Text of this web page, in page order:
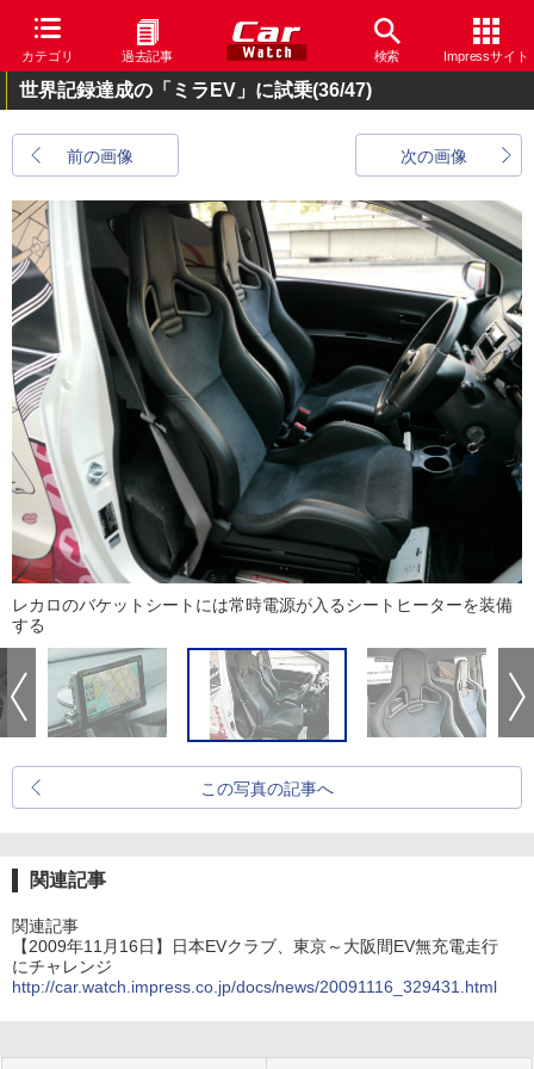
カテゴリ 過去記事 検索 Impressサイト
世界記録達成の「ミラEV」に試乗(36/47)
前の画像 次の画像
レカロのバケットシートには常時電源が入るシートヒーターを装備
する
この写真の記事へ
関連記事
関連記事
【2009年11月16日】日本EVクラブ、東京～大阪間EV無充電走行
にチャレンジ
http://car.watch.impress.co.jp/docs/news/20091116_329431.html